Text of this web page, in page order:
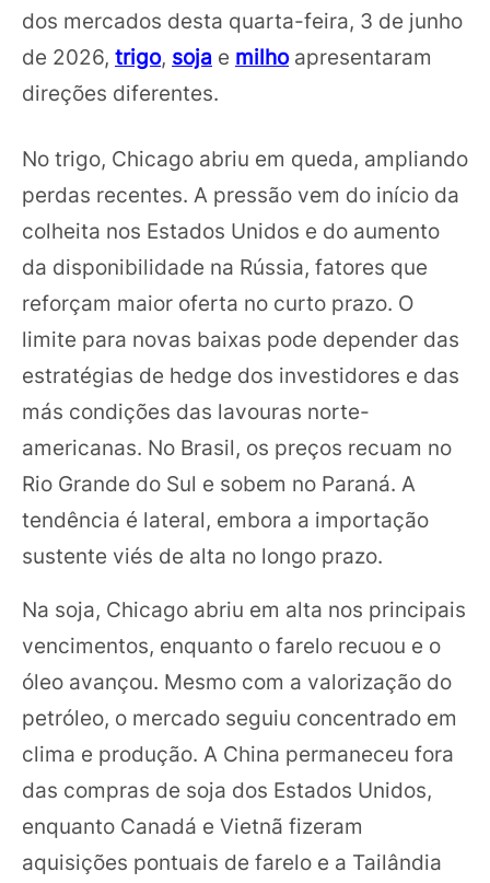
dos mercados desta quarta-feira, 3 de junho
de 2026, trigo, soja e milhoapresentaram
direções diferentes.
No trigo, Chicago abriu em queda, ampliando
perdas recentes. A pressão vem do início da
colheita nos Estados Unidos e do aumento
da disponibilidade na Rússia, fatores que
reforçam maior oferta no curto prazo. O
limite para novas baixas pode depender das
estratégias de hedge dos investidores e das
más condições das lavouras norte-
americanas. No Brasil, os preços recuam no
Rio Grande do Sul e sobem no Paraná. A
tendência é lateral, embora a importação
sustente viés de alta no longo prazo.
Na soja, Chicago abriu em alta nos principais
vencimentos, enquanto o farelo recuou e o
óleo avançou. Mesmo com a valorização do
petróleo, o mercado seguiu concentrado em
clima e produção. A China permaneceu fora
das compras de soja dos Estados Unidos,
enquanto Canadá e Vietnã fizeram
aquisições pontuais de farelo e a Tailândia